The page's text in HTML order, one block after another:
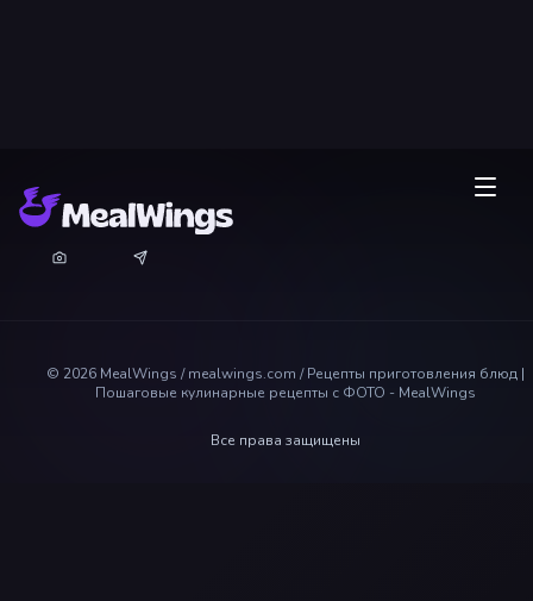
© 2026 MealWings / mealwings.com /Рецепты приготовления блюд |
Пошаговые кулинарные рецепты с ФОТО - MealWings
Все права защищены